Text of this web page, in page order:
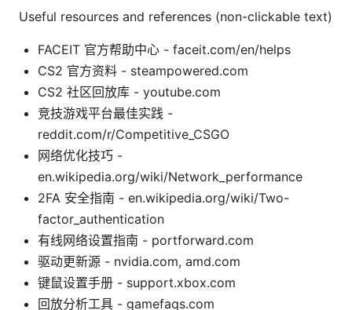
Useful resources and references (non-clickable text)
FACEIT 官方帮助中心 - faceit.com/en/helps
CS2 官方资料 - steampowered.com
CS2 社区回放库 - youtube.com
竞技游戏平台最佳实践 -
reddit.com/r/Competitive_CSGO
网络优化技巧 -
en.wikipedia.org/wiki/Network_performance
2FA 安全指南 - en.wikipedia.org/wiki/Two-
factor_authentication
有线网络设置指南 - portforward.com
驱动更新源 - nvidia.com, amd.com
键鼠设置手册 - support.xbox.com
回放分析工具 - gamefaqs.com